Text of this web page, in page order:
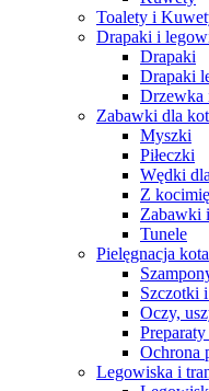
Toalety i
Drapaki i
Drapaki
Drapaki
Drzewka
Zabawki dla
Myszki
Piłeczki
Wędki
Z
Zabawki
Tunele
Pielęgnacja kota
Szczotki
Oczy,
Ochrona
Legowiska i